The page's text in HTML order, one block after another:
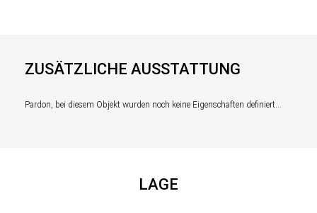
ZUSÄTZLICHE AUSSTATTUNG
Pardon, bei diesem Objekt wurden noch keine Eigenschaften definiert...
LAGE